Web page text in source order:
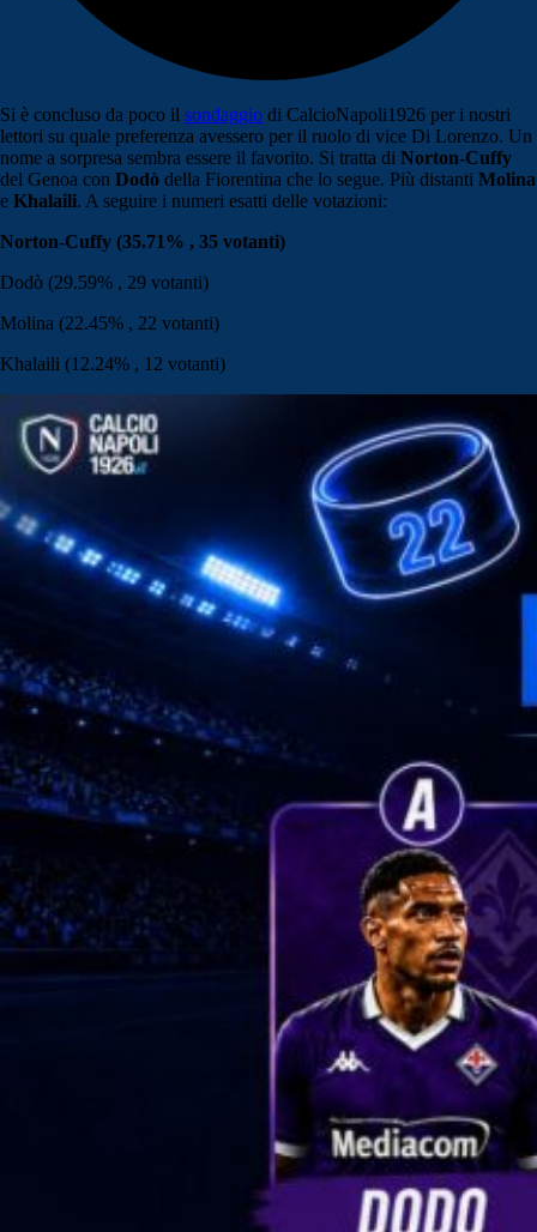
Si è concluso da poco il sondaggio di CalcioNapoli1926 per i nostri
lettori su quale preferenza avessero per il ruolo di vice Di Lorenzo. Un
nome a sorpresa sembra essere il favorito. Si tratta di Norton-Cuffy
del Genoa con Dodò della Fiorentina che lo segue. Più distanti Molina
e Khalaili. A seguire i numeri esatti delle votazioni:
Norton-Cuffy (35.71% , 35 votanti)
Dodò (29.59% , 29 votanti)
Molina (22.45% , 22 votanti)
Khalaili (12.24% , 12 votanti)